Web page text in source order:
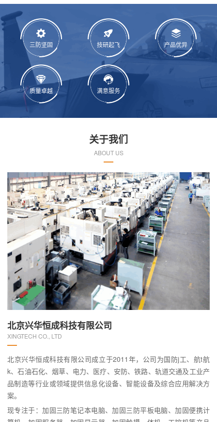
三防坚固 技研起飞 产品优异
质量卓越 满意服务
关于我们
ABOUT US
北京兴华恒成科技有限公司
XINGTECH CO., LTD
北京兴华恒成科技有限公司成立于2011年，公司为国防j工、航t航
k、石油石化、烟草、电力、医疗、安防、铁路、轨道交通及工业产
品制造等行业或领域提供信息化设备、智能设备及综合应用解决方
案。
现专注于：加固三防笔记本电脑、加固三防平板电脑、加固便携计